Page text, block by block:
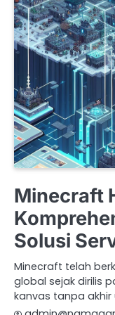
Minecraft
Solusi
Minecraft telah
global sejak dirilis
kanvas tanpa